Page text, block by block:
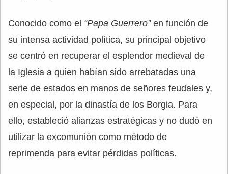
Conocido como el “Papa Guerrero”en función de
su intensa actividad política, su principal objetivo
se centró en recuperar el esplendor medieval de
la Iglesia a quien habían sido arrebatadas una
serie de estados en manos de señores feudales y,
en especial, por la dinastía de los Borgia. Para
ello, estableció alianzas estratégicas y no dudó en
utilizar la excomunión como método de
reprimenda para evitar pérdidas políticas.